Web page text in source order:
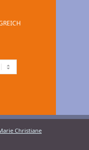
Christiane